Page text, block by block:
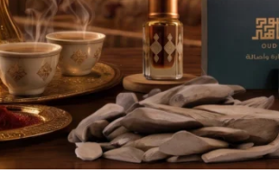
إظهار 12
20